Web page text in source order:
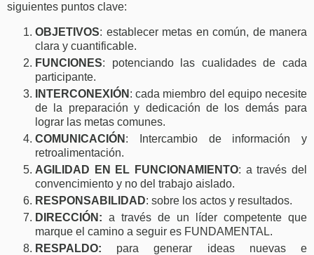
siguientes puntos clave:
OBJETIVOS: establecer metas en común, de manera
clara y cuantificable.
FUNCIONES: potenciando las cualidades de cada
participante.
INTERCONEXIÓN : cada miembro del equipo necesite
de la preparación y dedicación de los demás para
lograr las metas comunes.
COMUNICACIÓN : Intercambio de información y
retroalimentación.
AGILIDAD EN EL FUNCIONAMIENTO: a través del
convencimiento y no del trabajo aislado.
RESPONSABILIDAD: sobre los actos y resultados.
DIRECCIÓN: a través de un líder competente que
marque el camino a seguir es FUNDAMENTAL.
RESPALDO: para generar ideas nuevas e